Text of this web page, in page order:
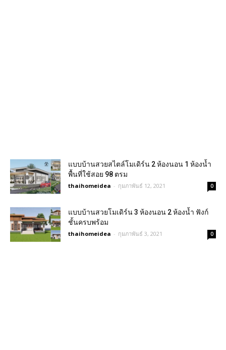
แบบบ้านสวยสไตล์โมเดิร์น 2 ห้องนอน 1 ห้องน้ำ
พื้นที่ใช้สอย 98 ตรม
thaihomeidea - กุมภาพันธ์ 12, 2021 0
แบบบ้านสวยโมเดิร์น 3 ห้องนอน 2 ห้องน้ำ ฟังก์
ชั้นครบพร้อม
thaihomeidea - กุมภาพันธ์ 3, 2021 0